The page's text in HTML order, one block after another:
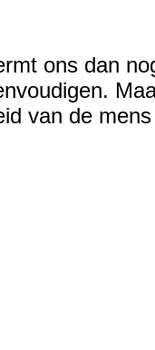
ons dan
van de